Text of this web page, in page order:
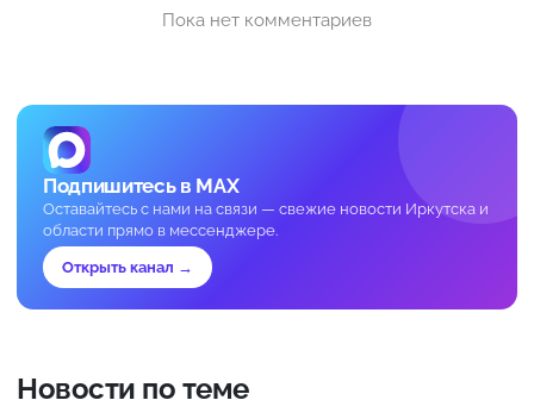
Пока нет комментариев
Подпишитесь в MAX
Оставайтесь с нами на связи — свежие новости Иркутска и
области прямо в мессенджере.
Открыть канал →
Новости по теме